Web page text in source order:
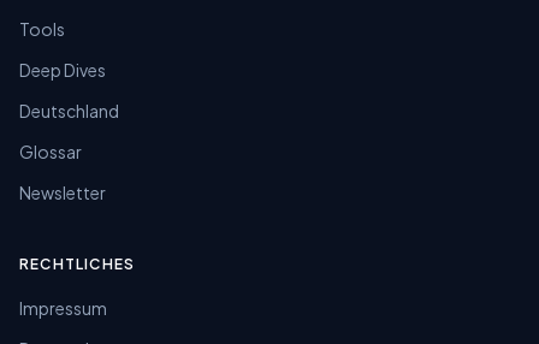
Tools
Deep Dives
Deutschland
Glossar
Newsletter
RECHTLICHES
Impressum